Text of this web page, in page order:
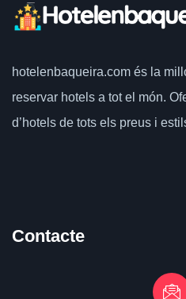
hotelenbaqueira.com és la
reservar hotels a tot el món.
d’hotels de tots els preus i
Contacte